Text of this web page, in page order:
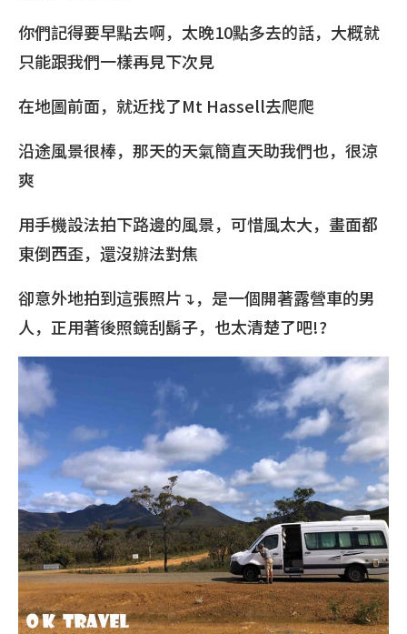
你們記得要早點去啊，太晚10點多去的話，大概就
只能跟我們一樣再見下次見
在地圖前面，就近找了Mt Hassell去爬爬
沿途風景很棒，那天的天氣簡直天助我們也，很涼
爽
用手機設法拍下路邊的風景，可惜風太大，畫面都
東倒西歪，還沒辦法對焦
卻意外地拍到這張照片↴，是一個開著露營車的男
人，正用著後照鏡刮鬍子，也太清楚了吧!?